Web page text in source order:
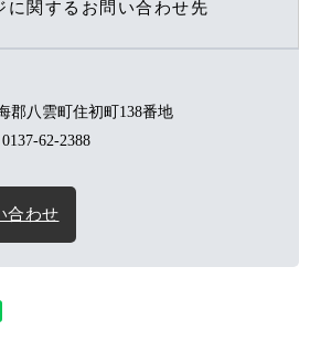
に関するお問い合わせ先
郡八雲町住初町138番地
62-2388
合わせ